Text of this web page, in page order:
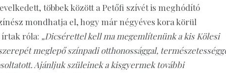
többek között a Petőfi szívét is meghódító
mondhatja el, hogy már négyéves kora körül
írtak róla: „Dicsérettel kell ma megemlítenünk a kis Kölesi
meglepő színpadi otthonossággal,
Ajánljuk szüleinek a kisgyermek további